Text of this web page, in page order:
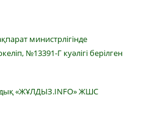
министрлігінде
№13391-Г куәлігі берілген
«ЖҰЛДЫЗ.INFO» ЖШС